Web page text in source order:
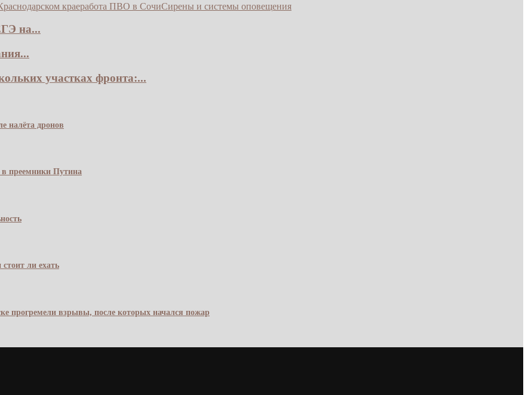
краеработа ПВО в СочиСирены и системы оповещения
на...
участках фронта:...
налёта дронов
в преемники Путина
ли ехать
прогремели взрывы, после которых начался пожар